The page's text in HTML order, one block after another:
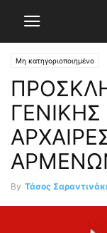
Μη κατηγοριοποιημένο
By Τάσος